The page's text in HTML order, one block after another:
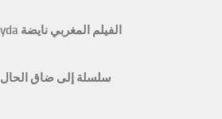
Film marocain Nayda الفيلم المغربي نايضة
Série Ila Da9 Lhal سلسلة إلى ضاق الحال